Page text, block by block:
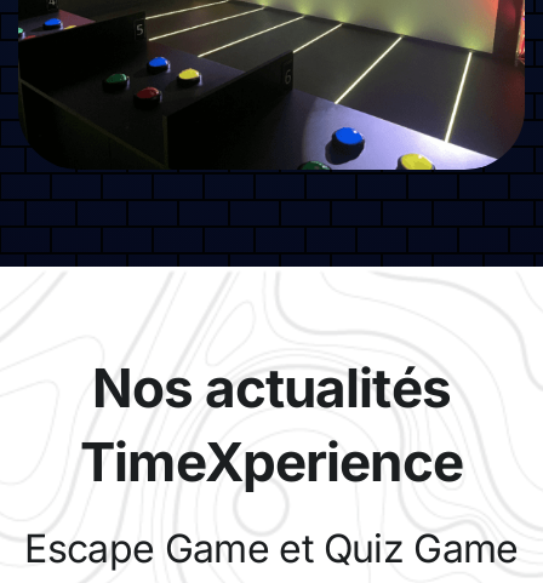
Nos actualités
TimeXperience
Escape Game et Quiz Game